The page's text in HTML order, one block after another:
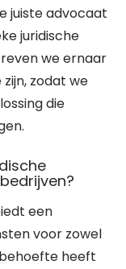
juiste advocaat
juridische
we ernaar
zodat we
die
een
voor zowel
heeft